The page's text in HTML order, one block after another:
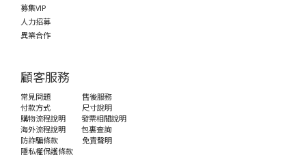
募集VIP
人力招募
異業合作
顧客服務
常見問題
售後服務
付款方式
尺寸說明
購物流程說明
發票相關說明
海外流程說明
包裏查詢
防詐騙條款
免責聲明
隱私權保護條款